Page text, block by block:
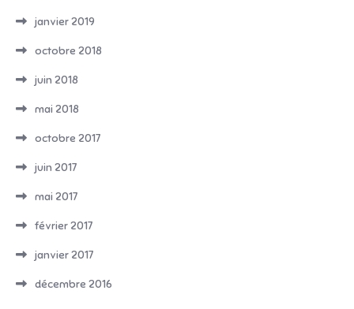
janvier 2019
octobre 2018
juin 2018
mai 2018
octobre 2017
juin 2017
mai 2017
février 2017
janvier 2017
décembre 2016